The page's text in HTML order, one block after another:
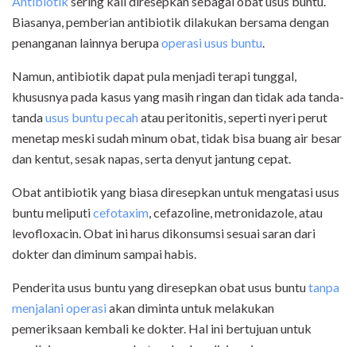
Biasanya, pemberian antibiotik dilakukan bersama dengan
penanganan lainnya berupaoperasi usus buntu.
Namun, antibiotik dapat pula menjadi terapi tunggal,
khususnya pada kasus yang masih ringan dan tidak ada tanda-
tandausus buntu pecahatau peritonitis, seperti nyeri perut
menetap meski sudah minum obat, tidak bisa buang air besar
dan kentut, sesak napas, serta denyut jantung cepat.
Obat antibiotik yang biasa diresepkan untuk mengatasi usus
buntu meliputicefotaxim, cefazoline, metronidazole, atau
levofloxacin. Obat ini harus dikonsumsi sesuai saran dari
dokter dan diminum sampai habis.
Penderita usus buntu yang diresepkan obat usus buntutanpa
menjalani operasiakan diminta untuk melakukan
pemeriksaan kembali ke dokter. Hal ini bertujuan untuk